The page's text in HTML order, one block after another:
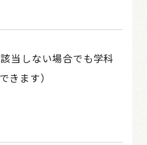
当しない場合でも学科
きます）